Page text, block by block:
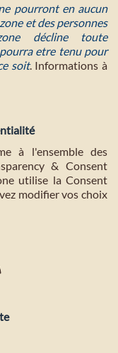
pourront en aucun
et des personnes
décline toute
etre tenu pour
soit. Informations à
à l'ensemble des
& Consent
utilise la Consent
modifier vos choix